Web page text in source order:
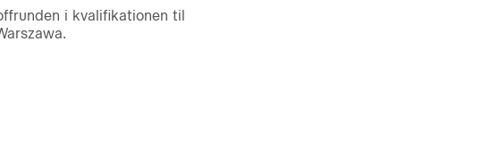
i kvalifikationen til